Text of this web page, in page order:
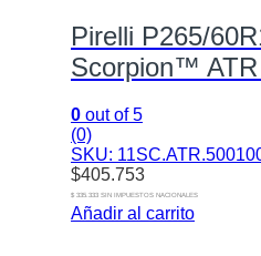
Pirelli P265/
Scorpion™
0 out of 5
(0)
SKU:
$405.753
$ 335.333 SIN IMPUESTOS NACIONALES
Añadir al carrito